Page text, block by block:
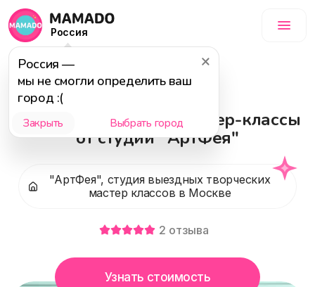
Россия
Россия —
мы не смогли определить ваш
город :(
Закрыть Выбрать город
"АртФея", студия выездных творческих
мастер классов в Москве
5 - 18 лет
Выездные детские мастер-классы
от студии "АртФея"
2 отзыва
Узнать стоимость